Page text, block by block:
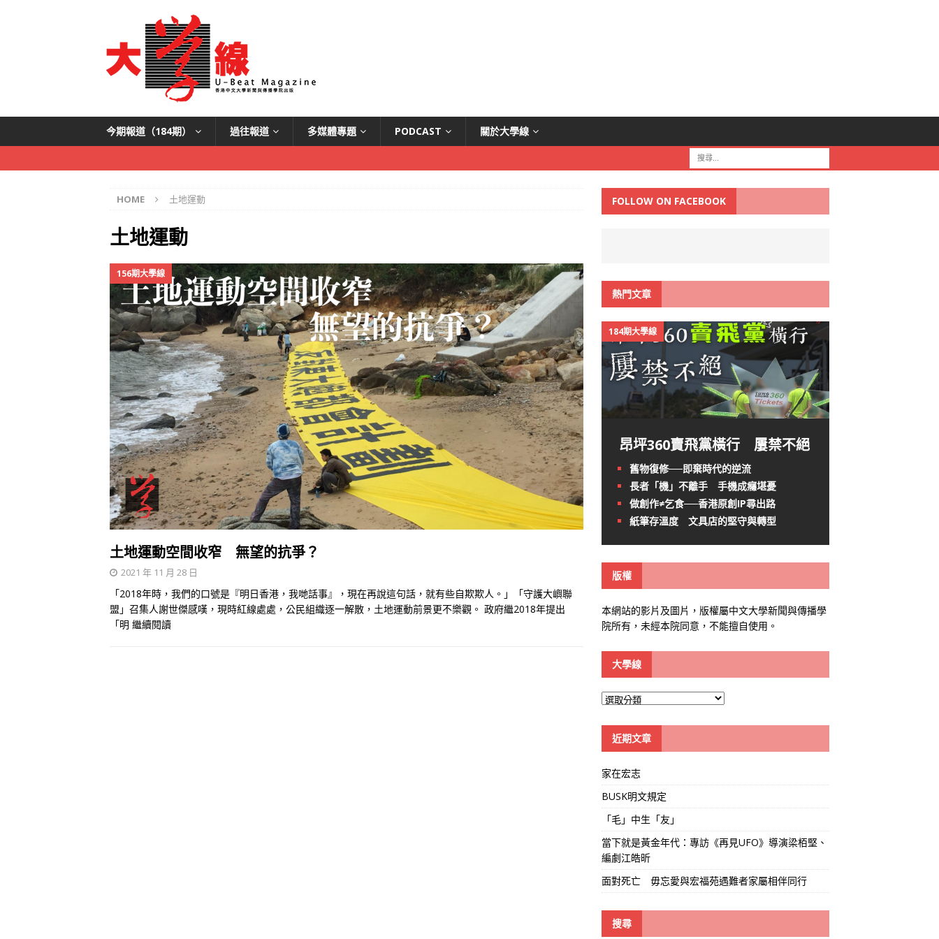
今期報道（184期） 過往報道 多媒體專題 PODCAST 關於大學線
HOME 土地運動
土地運動
156期大學線
土地運動空間收窄 無望的抗爭？
2021 年 11 月 28 日
「2018年時，我們的口號是『明日香港，我哋話事』，現在再說這句話，就有些自欺欺人。」「守護大嶼聯
盟」召集人謝世傑感嘆，現時紅線處處，公民組織逐一解散，土地運動前景更不樂觀。 政府繼2018年提出
「明 繼續閱讀
FOLLOW ON FACEBOOK
熱門文章
184期大學線
昂坪360賣飛黨橫行 屢禁不絕
舊物復修──即棄時代的逆流
長者「機」不離手 手機成癮堪憂
做創作≠乞食──香港原創IP尋出路
紙筆存溫度 文具店的堅守與轉型
版權
本網站的影片及圖片，版權屬中文大學新聞與傳播學
院所有，未經本院同意，不能擅自使用。
大學線
大
線
近期文章
家在宏志
BUSK明文規定
「毛」中生「友」
當下就是黃金年代：專訪《再見UFO》導演梁栢堅、
編劇江皓昕
面對死亡 毋忘愛與宏福苑遇難者家屬相伴同行
搜尋